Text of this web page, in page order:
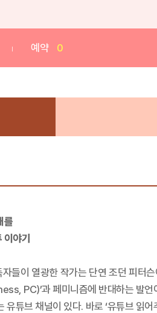
예약 0
를
야기
들이 열광한 작가는 단연 조던 피터
PC)’과 페미니즘에 반대하는 발
튜브 채널이 있다. 바로 ‘유튜브 읽